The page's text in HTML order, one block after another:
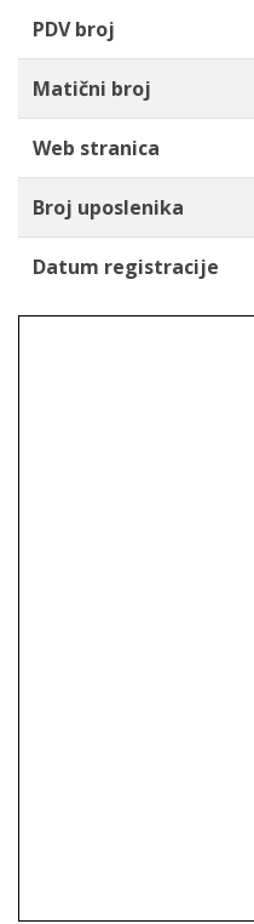
PDV broj
Matični broj
Web stranica
Broj uposlenika
Datum registracije